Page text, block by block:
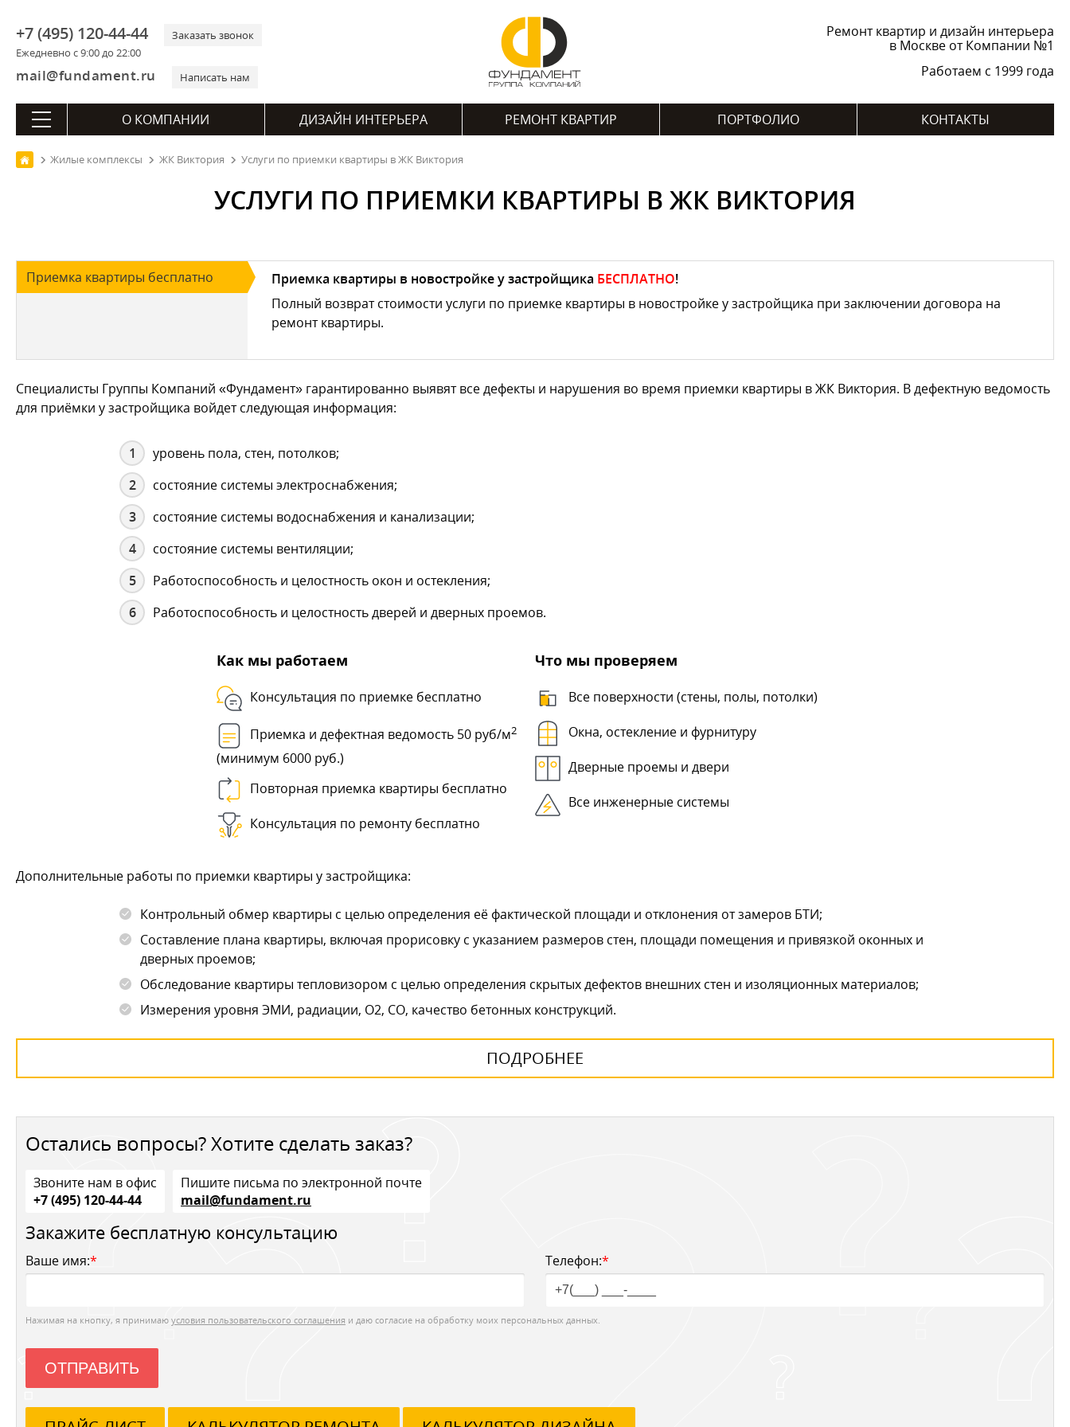
+7 (495) 120-44-44
Ежедневно с 9:00 до 22:00
Заказать звонок
mail@fundament.ru Написать нам
Ремонт квартир и дизайн интерьера
в Москве от Компании №1
Работаем с 1999 года
О КОМПАНИИ ДИЗАЙН ИНТЕРЬЕРА РЕМОНТ КВАРТИР ПОРТФОЛИО КОНТАКТЫ
Жилые комплексы ЖК Виктория Услуги по приемки квартиры в ЖК Виктория
УСЛУГИ ПО ПРИЕМКИ КВАРТИРЫ В ЖК ВИКТОРИЯ
Приемка квартиры бесплатно Приемка квартиры в новостройке у застройщика БЕСПЛАТНО!
Полный возврат стоимости услуги по приемке квартиры в новостройке у застройщика при заключении договора на
ремонт квартиры.
Специалисты Группы Компаний «Фундамент» гарантированно выявят все дефекты и нарушения во время приемки квартиры в ЖК Виктория. В дефектную ведомость
для приёмки у застройщика войдет следующая информация:
уровень пола, стен, потолков;
состояние системы электроснабжения;
состояние системы водоснабжения и канализации;
состояние системы вентиляции;
Работоспособность и целостность окон и остекления;
Работоспособность и целостность дверей и дверных проемов.
Как мы работаем
Консультация по приемке бесплатно
Приемка и дефектная ведомость 50 руб/м2
(минимум 6000 руб.)
Повторная приемка квартиры бесплатно
Консультация по ремонту бесплатно
Что мы проверяем
Все поверхности (стены, полы, потолки)
Окна, остекление и фурнитуру
Дверные проемы и двери
Все инженерные системы
Дополнительные работы по приемки квартиры у застройщика:
Контрольный обмер квартиры с целью определения её фактической площади и отклонения от замеров БТИ;
Составление плана квартиры, включая прорисовку с указанием размеров стен, площади помещения и привязкой оконных и
дверных проемов;
Обследование квартиры тепловизором с целью определения скрытых дефектов внешних стен и изоляционных материалов;
Измерения уровня ЭМИ, радиации, О2, СО, качество бетонных конструкций.
ПОДРОБНЕЕ
Остались вопросы? Хотите сделать заказ?
Звоните нам в офис
+7 (495) 120-44-44
Пишите письма по электронной почте
mail@fundament.ru
Закажите бесплатную консультацию
Ваше имя:* Телефон:*
Нажимая на кнопку, я принимаю условия пользовательского соглашения и даю согласие на обработку моих персональных данных.
ОТПРАВИТЬ